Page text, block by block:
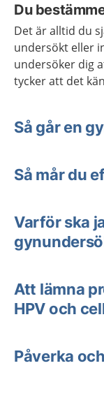
Du
Det är alltid du
undersökt eller
undersöker dig
tycker att det
Så går en
Så mår du
Varför ska
Att lämna
HPV och
Påverka